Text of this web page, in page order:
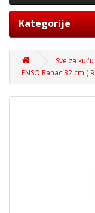
Kategorije
Sve za
ENSO Ranac 32 cm (